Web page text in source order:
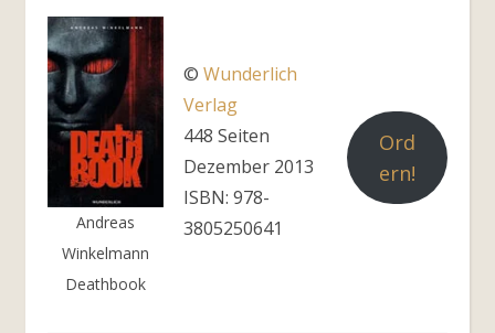
Andreas
Winkelmann
Deathbook
©Wunderlich
Verlag
448 Seiten
Dezember 2013
ISBN: 978-
3805250641
Ord
ern!